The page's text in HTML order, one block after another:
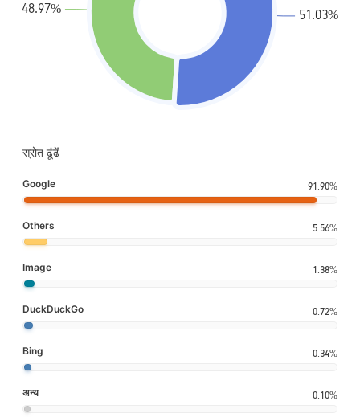
स्रोत ढूंढें
Google 91.90%
Others 5.56%
Image 1.38%
DuckDuckGo 0.72%
Bing 0.34%
अन्य 0.10%